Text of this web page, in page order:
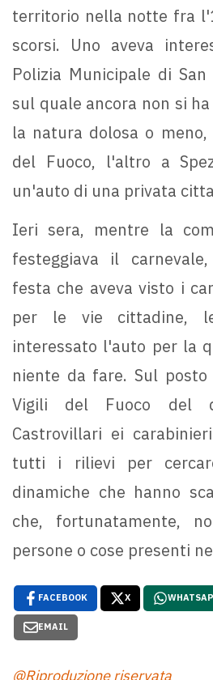
territorio nella notte fra
scorsi. Uno aveva
Polizia Municipale di
sul quale ancora non si
la natura dolosa o
del Fuoco, l'altro a
un'auto di una privata
Ieri sera, mentre la
festeggiava il
festa che aveva visto i
per le vie cittadine,
interessato l'auto per la
niente da fare. Sul
Vigili del Fuoco del
Castrovillari ei
tutti i rilievi per
dinamiche che hanno
che, fortunatamente,
persone o cose presenti
FACEBOOK X
EMAIL
@Riproduzione riservata